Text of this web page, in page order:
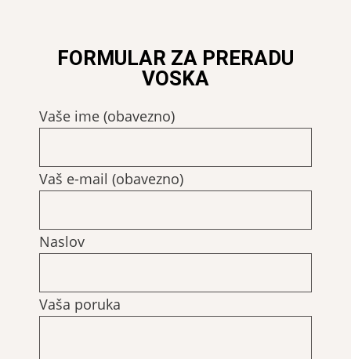
FORMULAR ZA PRERADU
VOSKA
Vaše ime (obavezno)
Vaš e-mail (obavezno)
Naslov
Vaša poruka